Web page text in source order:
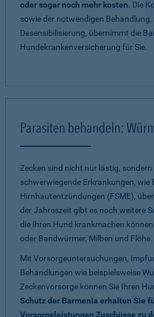
oder sogar noch mehr kosten. Die
sowie der notwendigen Behandlung,
Desensibilisierung, übernimmt die
Hundekrankenversicherung für Sie.
Parasiten behandeln:
Zecken sind nicht nur lästig,
schwerwiegende Erkrankungen, wie
Hirnhautentzündungen (FSME),
der Jahreszeit gibt es noch weitere
die Ihren Hund krankmachen
oder Bandwürmer, Milben und Flöhe.
Mit Vorsorgeuntersuchungen,
Behandlungen wie beispielsweise
Zeckenvorsorge können Sie Ihren
Schutz der Barmenia erhalten Sie
Vorsorgeleistungen Zuschüsse zu